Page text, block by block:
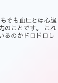
そも血圧とは心臓
のことです。 これ
るのかドロドロし